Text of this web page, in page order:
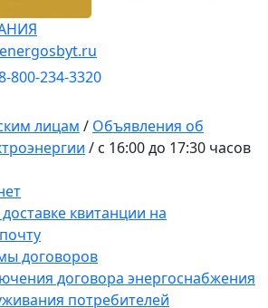
800-234-3320
лицам / Объявления об
/ с 16:00 до 17:30 часов
квитанции на
договоров
договора энергоснабжения
потребителей